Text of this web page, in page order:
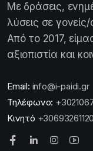
Με δράσεις,
λύσεις σε
Από το 2017,
αξιοπιστία και
Email: info@i-paidi.gr
Τηλέφωνο:
Κινητό